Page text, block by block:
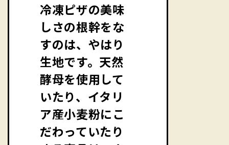
冷凍ピザの美味
しさの根幹をな
すのは、やはり
生地です。天然
酵母を使用して
いたり、イタリ
ア産小麦粉にこ
だわっていたり